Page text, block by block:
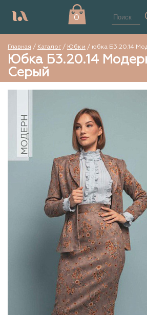
0
Главная / Каталог/ Юбки / юбка Б3.20.14
Юбка Б3.20.14
Серый